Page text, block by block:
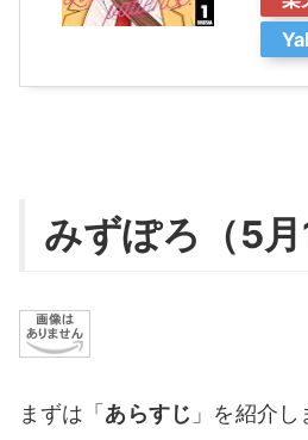
みずぽろ（5月
まずは「 あらすじ 」を紹介し